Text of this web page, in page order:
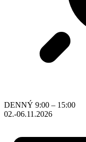
DENNÝ 9:00 – 15:00
02.-06.11.2026